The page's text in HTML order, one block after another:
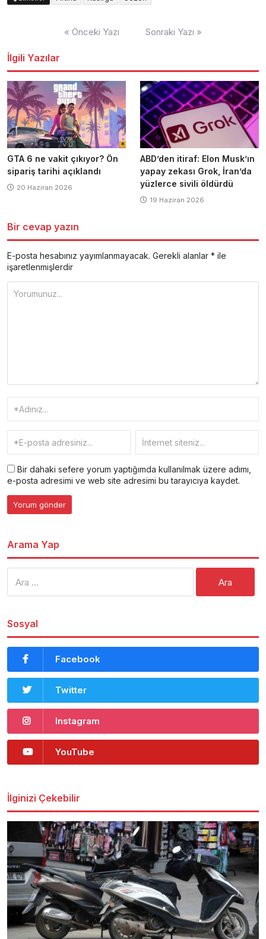
« Önceki Yazı Sonraki Yazı »
İlgili Yazılar
GTA 6 ne vakit çıkıyor? Ön
sipariş tarihi açıklandı
20 Haziran 2026
ABD’den itiraf: Elon Musk’ın
yapay zekası Grok, İran’da
yüzlerce sivili öldürdü
19 Haziran 2026
Bir cevap yazın
E-posta hesabınız yayımlanmayacak. Gerekli alanlar * ile
işaretlenmişlerdir
Bir dahaki sefere yorum yaptığımda kullanılmak üzere adımı,
e-posta adresimi ve web site adresimi bu tarayıcıya kaydet.
Arama Yap
Sosyal
Facebook
Twitter
Instagram
YouTube
İlginizi Çekebilir